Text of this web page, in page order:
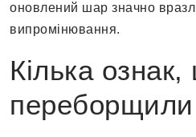
оновлений шар значно
випромінювання.
Кілька
переборщили